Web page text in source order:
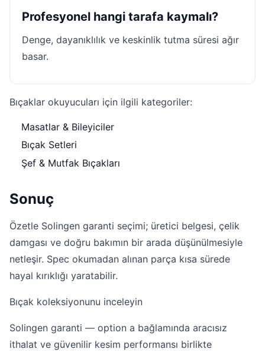
Profesyonel hangi tarafa kaymalı?
Denge, dayanıklılık ve keskinlik tutma süresi ağır
basar.
Bıçaklar okuyucuları için ilgili kategoriler:
Masatlar & Bileyiciler
Bıçak Setleri
Şef & Mutfak Bıçakları
Sonuç
Özetle Solingen garanti seçimi; üretici belgesi, çelik
damgası ve doğru bakımın bir arada düşünülmesiyle
netleşir. Spec okumadan alınan parça kısa sürede
hayal kırıklığı yaratabilir.
Bıçak koleksiyonunu inceleyin
Solingen garanti — option a bağlamında aracısız
ithalat ve güvenilir kesim performansı birlikte